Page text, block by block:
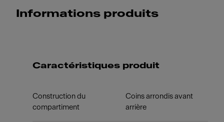
Informations produits
Caractéristiques produit
Construction du
compartiment
Coins arrondis avant
arrière